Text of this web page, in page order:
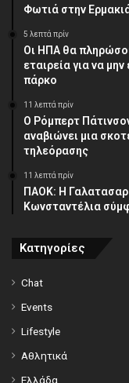
Φωτιά στην
5 λεπτά πρίν
Οι ΗΠΑ θα
εταιρεία για να
πάρκο
11 λεπτά πρίν
Ο Ρόμπερτ
αναβιώνει μια
τηλεόρασης
11 λεπτά πρίν
ΠΑΟΚ: Η
Κωνσταντέλια
Κατηγορίες
Chat
Events
Lifestyle
Αθλητικά
Ελλάδα